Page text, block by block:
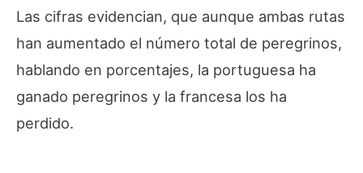
Las cifras evidencian, que aunque ambas rutas
han aumentado el número total de peregrinos,
hablando en porcentajes, la portuguesa ha
ganado peregrinos y la francesa los ha
perdido.